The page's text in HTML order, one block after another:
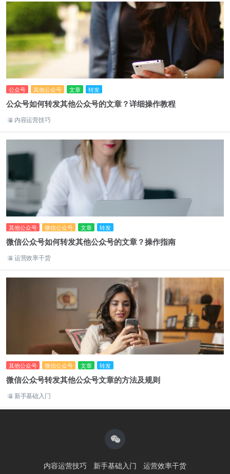
公众号 其他公众号 文章 转发
公众号如何转发其他公众号的文章？详细操作教程
内容运营技巧
其他公众号 微信公众号 文章 转发
微信公众号如何转发其他公众号的文章？操作指南
运营效率干货
其他公众号 微信公众号 文章 转发
微信公众号转发其他公众号文章的方法及规则
新手基础入门
内容运营技巧 新手基础入门 运营效率干货